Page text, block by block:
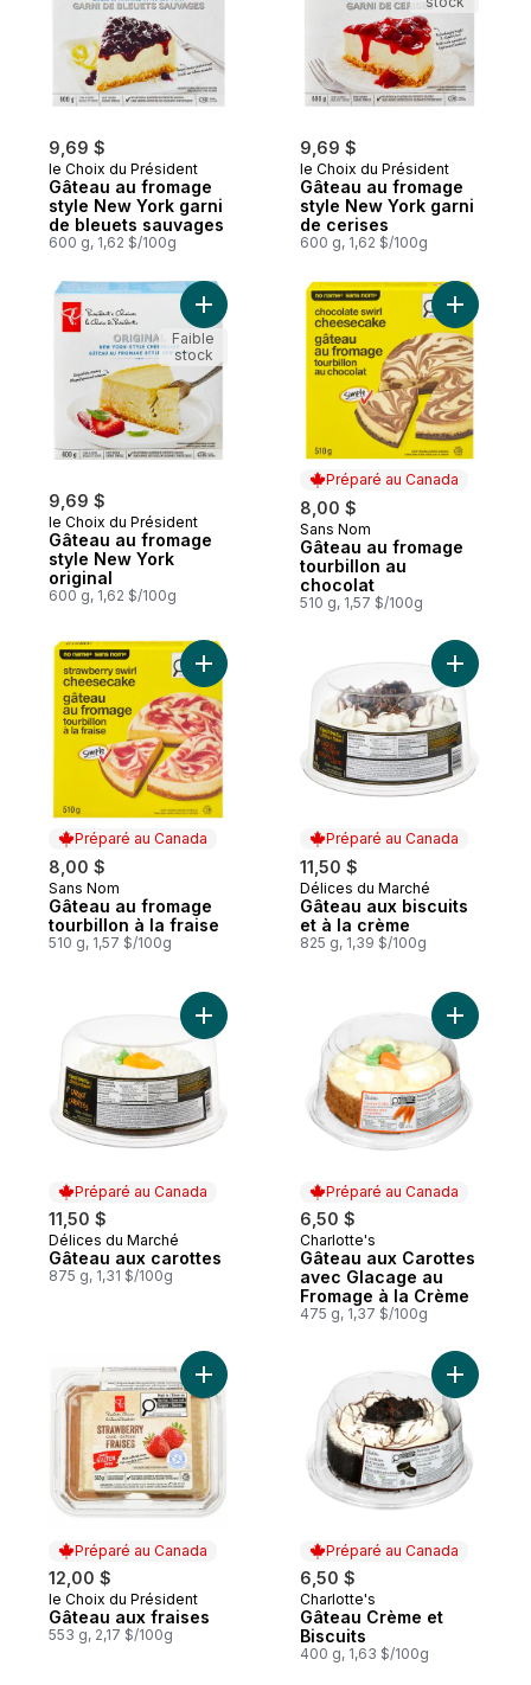
9,69 $
le Choix du Président
Gâteau au fromage
style New York garni
de bleuets sauvages
600 g, 1,62 $/100g
9,69 $
le Choix du Président
Gâteau au fromage
style New York garni
de cerises
600 g, 1,62 $/100g
9,69 $
le Choix du Président
Gâteau au fromage
style New York
original
600 g, 1,62 $/100g
Ajouter Gâteau au fromage style New
Faible
stock
Préparé au Canada
8,00 $
Préparé au Canada
Sans Nom
Gâteau au fromage
tourbillon au
chocolat
510 g, 1,57 $/100g
Ajouter
Préparé au Canada
8,00 $
Préparé au Canada
Sans Nom
Gâteau au fromage
tourbillon à la fraise
510 g, 1,57 $/100g
Ajouter Gâteau au fromage tourbillon à la
Préparé au Canada
11,50 $
Préparé au Canada
Délices du Marché
Gâteau aux biscuits
et à la crème
825 g, 1,39 $/100g
Ajouter
Préparé au Canada
11,50 $
Préparé au Canada
Délices du Marché
Gâteau aux carottes
875 g, 1,31 $/100g
Ajouter Gâteau aux carottes au panier
Préparé au Canada
6,50 $
Préparé au Canada
Charlotte's
Gâteau aux Carottes
avec Glacage au
Fromage à la Crème
475 g, 1,37 $/100g
Ajouter
Préparé au Canada
12,00 $
Préparé au Canada
le Choix du Président
Gâteau aux fraises
553 g, 2,17 $/100g
Ajouter Gâteau aux fraises au panier
Préparé au Canada
6,50 $
Préparé au Canada
Charlotte's
Gâteau Crème et
Biscuits
400 g, 1,63 $/100g
Ajouter